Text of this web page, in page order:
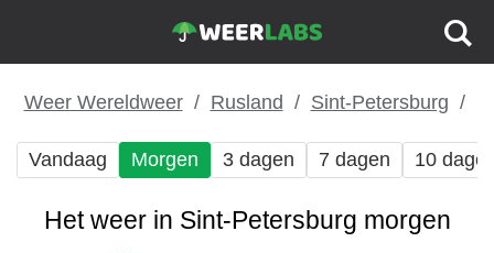
Weer Wereldweer Rusland Sint-Petersburg
Vandaag Morgen 3 dagen 7 dagen 10
Het weer in Sint-Petersburg morgen